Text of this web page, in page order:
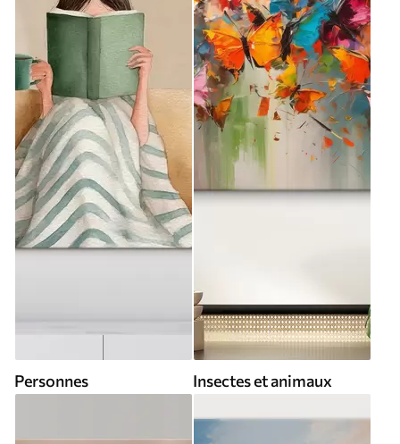
Personnes Insectes et animaux